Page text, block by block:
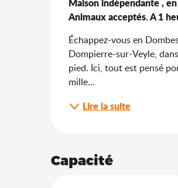
Animaux acceptés. A 1
Échappez-vous en
Dompierre-sur-Veyle,
pied. Ici, tout est pensé
mille...
Lire la suite
Capacité